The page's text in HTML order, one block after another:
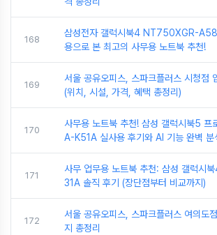
168
삼성전자 갤럭시북4 NT750XGR-
용으로 본 최고의 사무용 노트북 추천!
169
서울 공유오피스, 스파크플러스 시청점
(위치, 시설, 가격, 혜택 총정리)
170
사무용 노트북 추천! 삼성 갤럭시북5
A-K51A 실사용 후기와 AI 기능 완벽 분
171
사무 업무용 노트북 추천: 삼성 갤럭
31A 솔직 후기 (장단점부터 비교까지)
172
서울 공유오피스, 스파크플러스 여의도
지 총정리